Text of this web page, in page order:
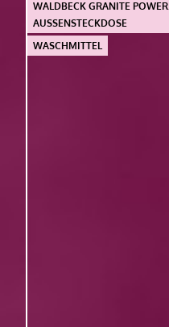
WALDBECK GRANITE POWER.
AUSSENSTECKDOSE
WASCHMITTEL